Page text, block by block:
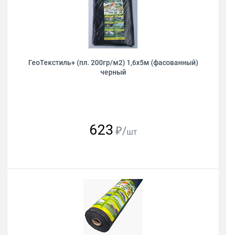
ГеоТекстиль+ (пл. 200гр/м2) 1,6х5м (фасованный)
черный
623 ₽/шт